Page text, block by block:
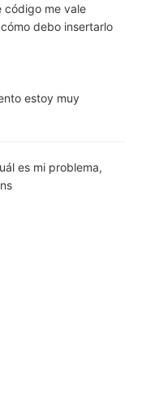
código me vale
debo insertarlo
estoy muy
es mi problema,